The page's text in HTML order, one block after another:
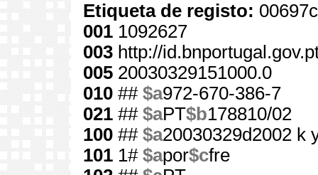
Etiqueta de registo:
001 1092627
003 http://
005 20030329151000.0
010 ## $a972-670-386-7
021 ## $aPT$b178810/02
100 ## $a20030329d2002 k
101 1# $apor$cfre